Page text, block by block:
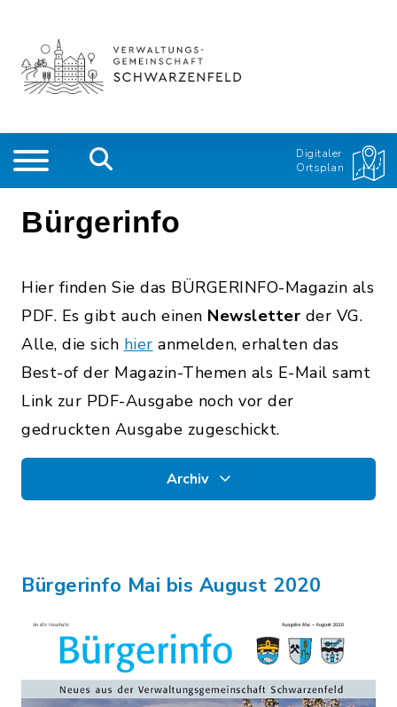
Digitaler
Ortsplan
Bürgerinfo
Hier finden Sie das BÜRGERINFO-Magazin als
PDF. Es gibt auch einen Newsletter der VG.
Alle, die sich hier anmelden, erhalten das
Best-of der Magazin-Themen als E-Mail samt
Link zur PDF-Ausgabe noch vor der
gedruckten Ausgabe zugeschickt.
Archiv
Bürgerinfo Mai bis August 2020